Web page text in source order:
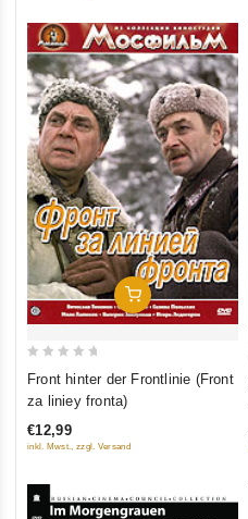
In Den Warenkorb
5
Front hinter der Frontlinie (Front
za liniey fronta)
€12,99
inkl. Mwst., zzgl. Versand